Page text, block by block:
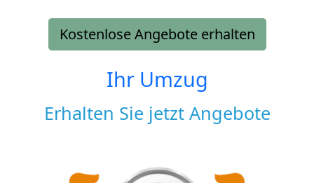
Kostenlose Angebote erhalten
Ihr Umzug
Erhalten Sie jetzt Angebote